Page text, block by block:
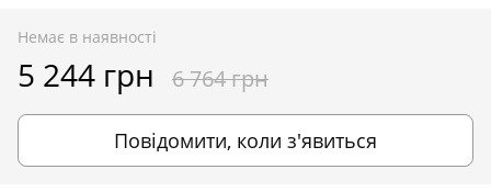
Немає в наявності
5 244 грн 6 764 грн
Повідомити, коли з'явиться